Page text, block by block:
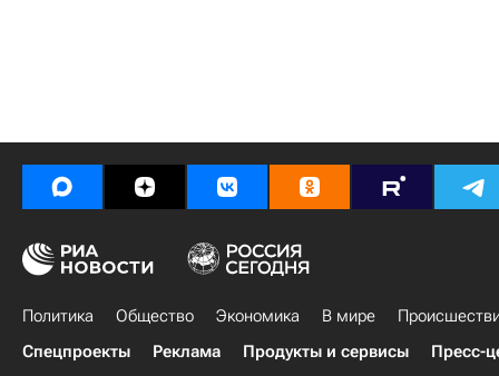
Политика Общество Экономика В мире
Спецпроекты
Реклама Продукты и сервисы Пресс-